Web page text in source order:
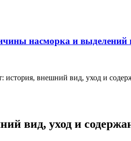
насморка и выделений
история, внешний вид, уход и
вид, уход и